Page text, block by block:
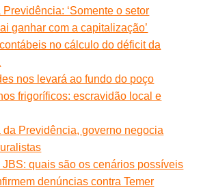
Previdência: ‘Somente o setor
ganhar com a capitalização’
no cálculo do déficit da
nos levará ao fundo do poço
frigoríficos: escravidão local e
da Previdência, governo negocia
JBS: quais são os cenários possíveis
denúncias contra Temer